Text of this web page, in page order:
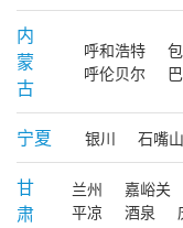
内
蒙
古
呼和浩特
呼伦贝尔
宁夏 银川 石嘴山
甘
肃
兰州 嘉峪关
平凉
酒泉